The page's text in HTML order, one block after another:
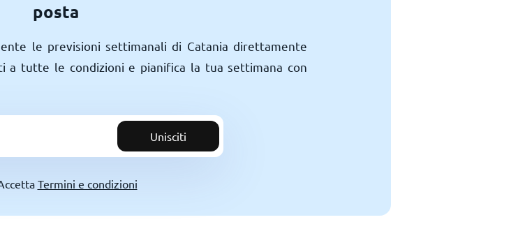
posta
le previsioni settimanali di Catania direttamente
a tutte le condizioni e pianifica la tua settimana con
Unisciti
Termini e condizioni